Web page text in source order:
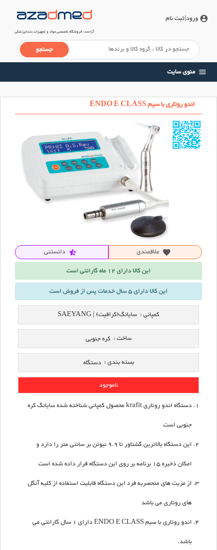
account_circle ورود|ثبت نام
آزادمد؛ فروشگاه تخصصی مواد و تجهیزات دندانپزشکی
menu منوی سایت
اندو روتاری با سیم ENDO E CLASS
favorite علاقمندی star_half دانستنی
این کالا دارای 12 ماه گارانتی است
این کالا دارای 5 سال خدمات پس از فروش است
کمپانی : سایانگ(کرافیت) | SAEYANG
ساخت :کره جنوبی
بسته بندی :دستگاه
ناموجود
دستگاه اندو روتاری krafit محصول کمپانی شناخته شده سایانگ کره
جنوبی است
این دستگاه بالاترین گشتاور تا 9.9 نیوتن بر سانتی متر را دارد و
امکان ذخیره 15 برنامه بر روی این دستگاه قرار داده شده است
از مزیت های منحصربه فرد این دستگاه قابلیت استفاده از کلیه آنگل
های روتاری می باشد
اندو روتاری با سیم ENDO E CLASS دارای 1 سال گارانتی می
باشد.